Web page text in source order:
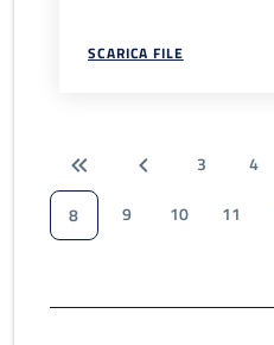
SCARICA FILE
3 4
8
9 10 11